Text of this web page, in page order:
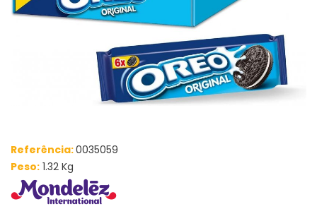
Referência:0035059
Peso: 1.32 Kg